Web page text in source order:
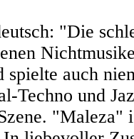
"Die
spielte auch
Techno und
"Maleza"